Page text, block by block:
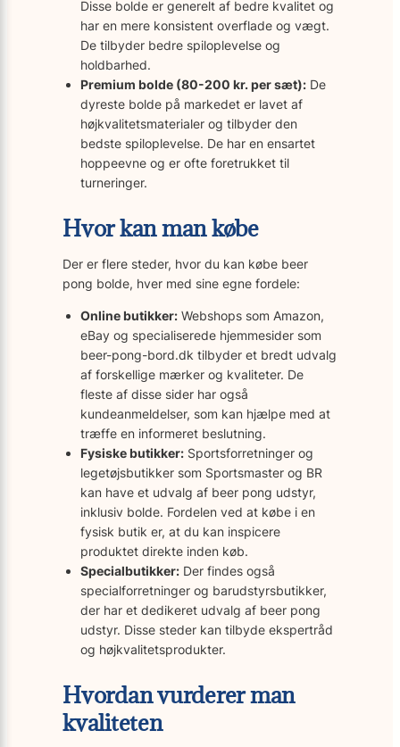
Disse bolde er generelt af bedre kvalitet og
har en mere konsistent overflade og vægt.
De tilbyder bedre spiloplevelse og
holdbarhed.
Premium bolde (80-200 kr. per sæt): De
dyreste bolde på markedet er lavet af
højkvalitetsmaterialer og tilbyder den
bedste spiloplevelse. De har en ensartet
hoppeevne og er ofte foretrukket til
turneringer.
Hvor kan man købe
Der er flere steder, hvor du kan købe beer
pong bolde, hver med sine egne fordele:
Online butikker: Webshops som Amazon,
eBay og specialiserede hjemmesider som
beer-pong-bord.dk tilbyder et bredt udvalg
af forskellige mærker og kvaliteter. De
fleste af disse sider har også
kundeanmeldelser, som kan hjælpe med at
træffe en informeret beslutning.
Fysiske butikker: Sportsforretninger og
legetøjsbutikker som Sportsmaster og BR
kan have et udvalg af beer pong udstyr,
inklusiv bolde. Fordelen ved at købe i en
fysisk butik er, at du kan inspicere
produktet direkte inden køb.
Specialbutikker: Der findes også
specialforretninger og barudstyrsbutikker,
der har et dedikeret udvalg af beer pong
udstyr. Disse steder kan tilbyde ekspertråd
og højkvalitetsprodukter.
Hvordan vurderer man
kvaliteten